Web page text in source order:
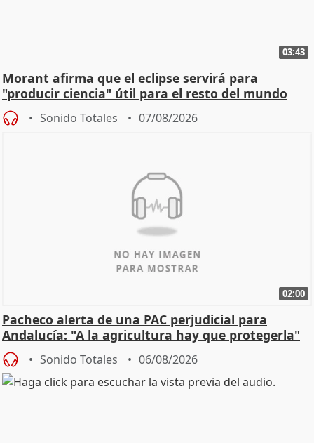
03:43
Morant afirma que el eclipse servirá para
"producir ciencia" útil para el resto del mundo
Sonido Totales 07/08/2026
02:00
Pacheco alerta de una PAC perjudicial para
Andalucía: "A la agricultura hay que protegerla"
Sonido Totales 06/08/2026